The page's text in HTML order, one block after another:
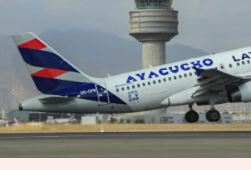
¿Qué está pasando?
Sectores y Empresas
Management
Economía y Finanzas